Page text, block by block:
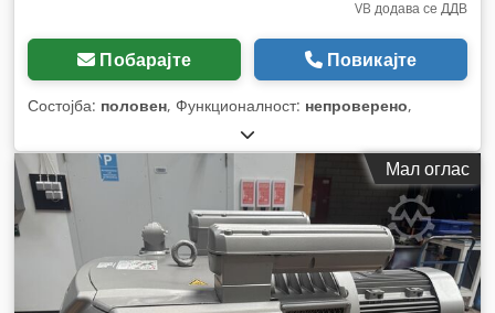
VB додава се ДДВ
Побарајте Повикајте
Состојба: половен, Функционалност: непроверено,
Мал оглас